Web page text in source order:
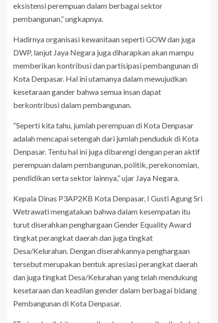
eksistensi perempuan dalam berbagai sektor
pembangunan,” ungkapnya.
Hadirnya organisasi kewanitaan seperti GOW dan juga
DWP, lanjut Jaya Negara juga diharapkan akan mampu
memberikan kontribusi dan partisipasi pembangunan di
Kota Denpasar. Hal ini utamanya dalam mewujudkan
kesetaraan gander bahwa semua insan dapat
berkontribusi dalam pembangunan.
“Seperti kita tahu, jumlah perempuan di Kota Denpasar
adalah mencapai setengah dari jumlah penduduk di Kota
Denpasar. Tentu hal ini juga dibarengi dengan peran aktif
perempuan dalam pembangunan, politik, perekonomian,
pendidikan serta sektor lainnya,” ujar Jaya Negara.
Kepala Dinas P3AP2KB Kota Denpasar, I Gusti Agung Sri
Wetrawati mengatakan bahwa dalam kesempatan itu
turut diserahkan penghargaan Gender Equality Award
tingkat perangkat daerah dan juga tingkat
Desa/Kelurahan. Dengan diserahkannya penghargaan
tersebut merupakan bentuk apresiasi perangkat daerah
dan juga tingkat Desa/Kelurahan yang telah mendukung
kesetaraan dan keadilan gender dalam berbagai bidang
Pembangunan di Kota Denpasar.